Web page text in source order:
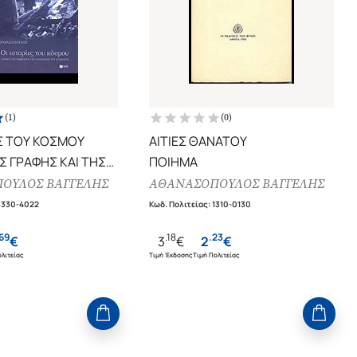
(1)
ΤΟΥ ΚΟΣΜΟΥ
ΓΡΑΦΗΣ ΚΑΙ ΤΗΣ
ΤΟΥ ΟΡΑΜΑΤΟΣ
ΒΑΓΓΕΛΗΣ
4022
€
(0)
ΑΙΤΙΕΣ ΘΑΝΑΤΟΥ
ΠΟΙΗΜΑ
ΑΘΑΝΑΣΟΠΟΥΛΟΣ ΒΑΓΓΕΛΗΣ
Κωδ. Πολιτείας:1310-0130
3.18€
Τιμή Έκδοσης
2.23€
Τιμή Πολιτείας